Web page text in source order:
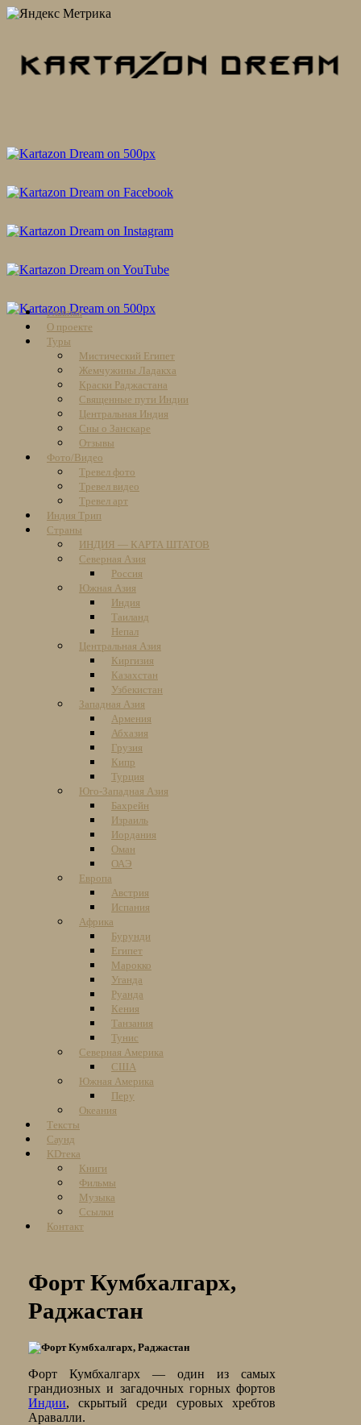
Skip
content
Главная
О проекте
Туры
Мистический Египет
Жемчужины Ладакха
Краски Раджастана
Священные пути Индии
Центральная Индия
Сны о Занскаре
Отзывы
Фото/Видео
Тревел фото
Тревел видео
Тревел арт
Индия Трип
Страны
ИНДИЯ — КАРТА ШТАТОВ
Северная Азия
Россия
Южная Азия
Индия
Таиланд
Непал
Центральная Азия
Киргизия
Казахстан
Узбекистан
Западная Азия
Армения
Абхазия
Грузия
Кипр
Турция
Юго-Западная Азия
Бахрейн
Израиль
Иордания
Оман
ОАЭ
Европа
Австрия
Испания
Африка
Бурунди
Египет
Марокко
Уганда
Руанда
Кения
Танзания
Тунис
Северная Америка
США
Южная Америка
Перу
Океания
Тексты
Саунд
KDтека
Книги
Фильмы
Музыка
Ссылки
Контакт
Форт Кумбхалгарх,
Раджастан
Форт Кумбхалгарх — один из самых
грандиозных и загадочных горных фортов
Индии, скрытый среди суровых хребтов
Аравалли.